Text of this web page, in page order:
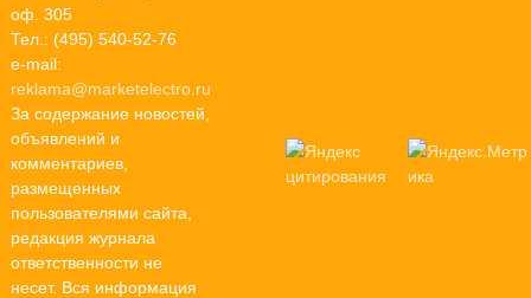
оф. 305
Тел.: (495) 540-52-76
e-mail:
reklama@marketelectro.ru
За содержание новостей,
объявлений и
комментариев,
размещенных
пользователями сайта,
редакция журнала
ответственности не
несет. Вся информация